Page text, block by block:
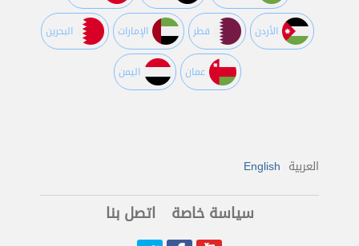
اﻷردن قطر اﻹمارات البحرين
عمان اليمن
العربية English
سياسة خاصة اتصل بنا